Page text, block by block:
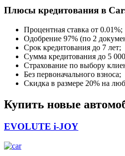
Плюсы кредитования в
Процентная ставка от 0.01%;
Одобрение 97% (по 2
Срок кредитования до 7 лет;
Сумма кредитования до 5
Страхование по выбору
Без первоначального взноса;
Скидка в размере 20% на
Купить новые
EVOLUTE i-JOY